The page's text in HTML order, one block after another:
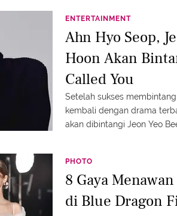
ENTERTAINMENT
Ahn Hyo Seop,
Hoon Akan
Called You
Setelah sukses
kembali dengan drama
akan dibintangi Jeon Yeo
PHOTO
8 Gaya
di Blue Dragon